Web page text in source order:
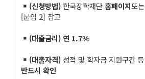
(신청방법)한국장학재단 홈페이지또는
[붙임 2] 참고
(대출금리) 연 1.7%
(대출자격) 성적 및 학자금 지원구간 등
반드시 확인